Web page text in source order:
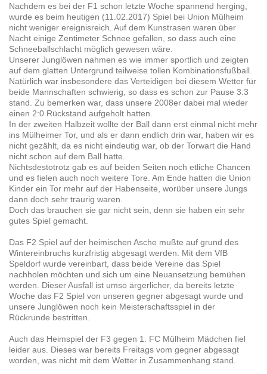
Nachdem es bei der F1 schon letzte Woche spannend herging,
wurde es beim heutigen (11.02.2017) Spiel bei Union Mülheim
nicht weniger ereignisreich. Auf dem Kunstrasen waren über
Nacht einige Zentimeter Schnee gefallen, so dass auch eine
Schneeballschlacht möglich gewesen wäre.
Unserer Junglöwen nahmen es wie immer sportlich und zeigten
auf dem glatten Untergrund teilweise tollen Kombinationsfußball.
Natürlich war insbesondere das Verteidigen bei diesem Wetter für
beide Mannschaften schwierig, so dass es schon zur Pause 3:3
stand. Zu bemerken war, dass unsere 2008er dabei mal wieder
einen 2:0 Rückstand aufgeholt hatten.
In der zweiten Halbzeit wollte der Ball dann erst einmal nicht mehr
ins Mülheimer Tor, und als er dann endlich drin war, haben wir es
nicht gezählt, da es nicht eindeutig war, ob der Torwart die Hand
nicht schon auf dem Ball hatte.
Nichtsdestotrotz gab es auf beiden Seiten noch etliche Chancen
und es fielen auch noch weitere Tore. Am Ende hatten die Union
Kinder ein Tor mehr auf der Habenseite, worüber unsere Jungs
dann doch sehr traurig waren.
Doch das brauchen sie gar nicht sein, denn sie haben ein sehr
gutes Spiel gemacht.
Das F2 Spiel auf der heimischen Asche mußte auf grund des
Wintereinbruchs kurzfristig abgesagt werden. Mit dem VfB
Speldorf wurde vereinbart, dass beide Vereine das Spiel
nachholen möchten und sich um eine Neuansetzung bemühen
werden. Dieser Ausfall ist umso ärgerlicher, da bereits letzte
Woche das F2 Spiel von unseren gegner abgesagt wurde und
unsere Junglöwen noch kein Meisterschaftsspiel in der
Rückrunde bestritten.
Auch das Heimspiel der F3 gegen 1. FC Mülheim Mädchen fiel
leider aus. Dieses war bereits Freitags vom gegner abgesagt
worden, was nicht mit dem Wetter in Zusammenhang stand.